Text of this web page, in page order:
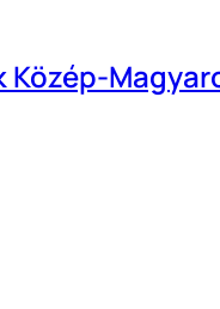
Közép-